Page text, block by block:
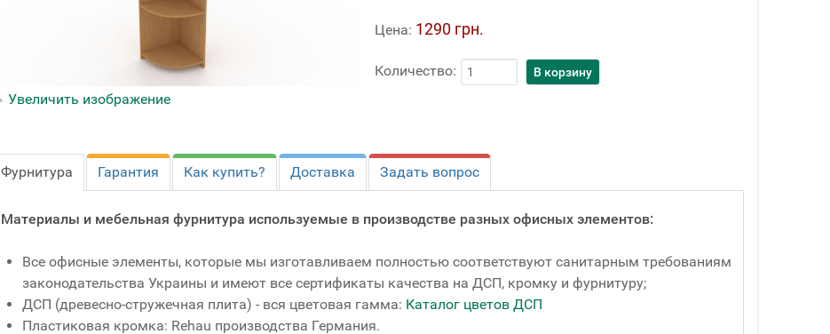
Увеличить изображение
Цена: 1290 грн.
Количество:
Фурнитура Гарантия Как купить? Доставка Задать вопрос
Материалы и мебельная фурнитура используемые в производстве разных офисных элементов:
Все офисные элементы, которые мы изготавливаем полностью соответствуют санитарным требованиям
законодательства Украины и имеют все сертификаты качества на ДСП, кромку и фурнитуру;
ДСП (древесно-стружечная плита) - вся цветовая гамма: Каталог цветов ДСП
Пластиковая кромка: Rehau производства Германия.